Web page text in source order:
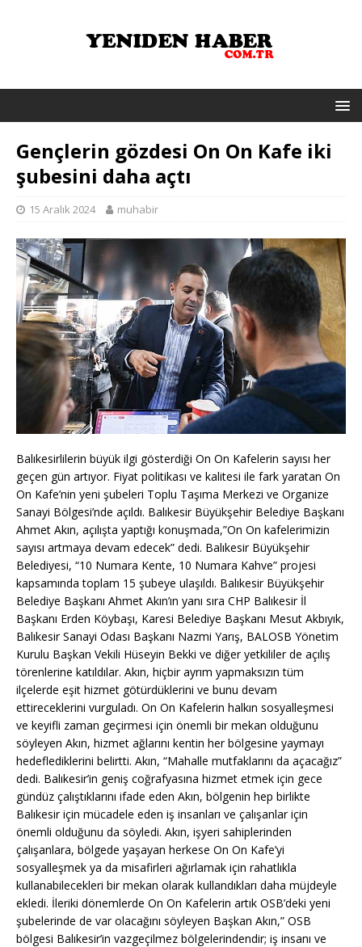
Gençlerin gözdesi On On Kafe iki
şubesini daha açtı
15 Aralık 2024 muhabir
Balıkesirlilerin büyük ilgi gösterdiği On On Kafelerin sayısı her
geçen gün artıyor. Fiyat politikası ve kalitesi ile fark yaratan On
On Kafe’nin yeni şubeleri Toplu Taşıma Merkezi ve Organize
Sanayi Bölgesi’nde açıldı. Balıkesir Büyükşehir Belediye Başkanı
Ahmet Akın, açılışta yaptığı konuşmada,”On On kafelerimizin
sayısı artmaya devam edecek” dedi. Balıkesir Büyükşehir
Belediyesi, “10 Numara Kente, 10 Numara Kahve” projesi
kapsamında toplam 15 şubeye ulaşıldı. Balıkesir Büyükşehir
Belediye Başkanı Ahmet Akın’ın yanı sıra CHP Balıkesir İl
Başkanı Erden Köybaşı, Karesi Belediye Başkanı Mesut Akbıyık,
Balıkesir Sanayi Odası Başkanı Nazmi Yarış, BALOSB Yönetim
Kurulu Başkan Vekili Hüseyin Bekki ve diğer yetkililer de açılış
törenlerine katıldılar. Akın, hiçbir ayrım yapmaksızın tüm
ilçelerde eşit hizmet götürdüklerini ve bunu devam
ettireceklerini vurguladı. On On Kafelerin halkın sosyalleşmesi
ve keyifli zaman geçirmesi için önemli bir mekan olduğunu
söyleyen Akın, hizmet ağlarını kentin her bölgesine yaymayı
hedeflediklerini belirtti. Akın, “Mahalle mutfaklarını da açacağız”
dedi. Balıkesir’in geniş coğrafyasına hizmet etmek için gece
gündüz çalıştıklarını ifade eden Akın, bölgenin hep birlikte
Balıkesir için mücadele eden iş insanları ve çalışanlar için
önemli olduğunu da söyledi. Akın, işyeri sahiplerinden
çalışanlara, bölgede yaşayan herkese On On Kafe’yi
sosyalleşmek ya da misafirleri ağırlamak için rahatlıkla
kullanabilecekleri bir mekan olarak kullandıkları daha müjdeyle
ekledi. İleriki dönemlerde On On Kafelerin artık OSB’deki yeni
şubelerinde de var olacağını söyleyen Başkan Akın,” OSB
bölgesi Balıkesir’in vazgeçilmez bölgelerindendir; iş insanı ve